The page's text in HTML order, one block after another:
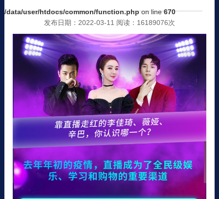
/data/user/htdocs/common/function.phpon line670
发布日期：2022-03-11 阅读：16189076次